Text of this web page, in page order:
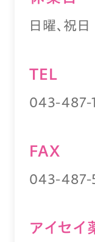
日曜、祝日
TEL
043-487-
FAX
043-487-
アイセ